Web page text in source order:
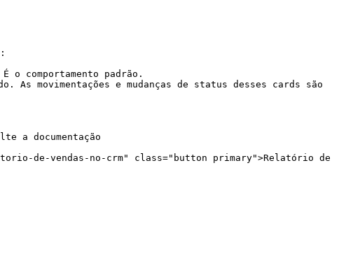
comportamento padrão.
movimentações e mudanças de status desses cards são
a documentação
de-vendas-no-crm" class="button primary">Relatório de